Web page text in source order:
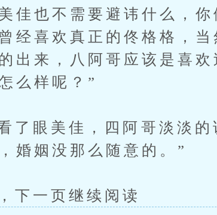
佳也不需要避讳什么，
经喜欢真正的佟格格，
出来，八阿哥应该是喜欢
么样呢？”
美佳，四阿哥淡淡的
婚姻没那么随意的。”
一页继续阅读